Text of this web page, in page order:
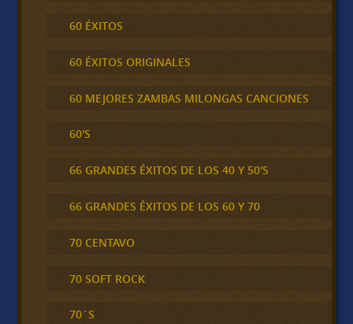
60 ÉXITOS
60 ÉXITOS ORIGINALES
60 MEJORES ZAMBAS MILONGAS CANCIONES
60'S
66 GRANDES ÉXITOS DE LOS 40 Y 50'S
66 GRANDES ÉXITOS DE LOS 60 Y 70
70 CENTAVO
70 SOFT ROCK
70´S